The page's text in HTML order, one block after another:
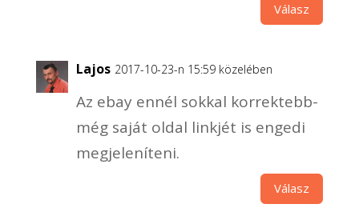
Válasz
Lajos 2017-10-23-n 15:59 közelében
Az ebay ennél sokkal korrektebb-
még saját oldal linkjét is engedi
megjeleníteni.
Válasz